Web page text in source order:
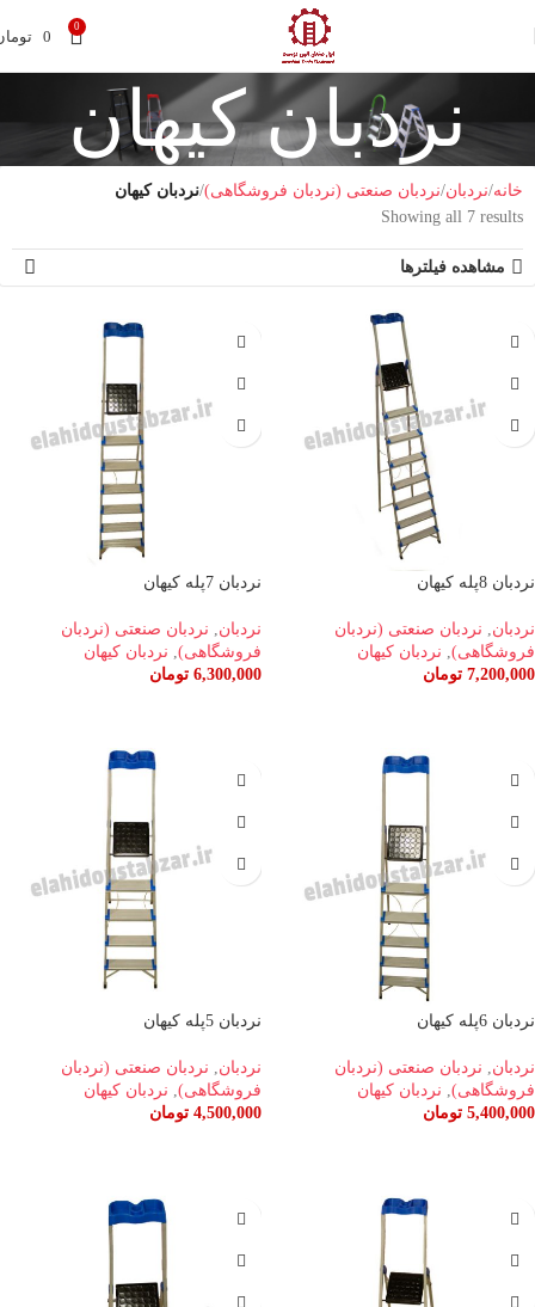
0
0
نردبان کیهان
خانه نردبان نردبان صنعتی (نردبان فروشگاهی) نردبان کیهان
Showing all 7 results
مشاهده فیلترها
نردبان 8پله کیهان
نردبان, نردبان صنعتی (نردبان
فروشگاهی), نردبان کیهان
7,200,000 تومان
نردبان 7پله کیهان
نردبان, نردبان صنعتی (نردبان
فروشگاهی), نردبان کیهان
6,300,000 تومان
نردبان 6پله کیهان
نردبان, نردبان صنعتی (نردبان
فروشگاهی), نردبان کیهان
5,400,000 تومان
نردبان 5پله کیهان
نردبان, نردبان صنعتی (نردبان
فروشگاهی), نردبان کیهان
4,500,000 تومان